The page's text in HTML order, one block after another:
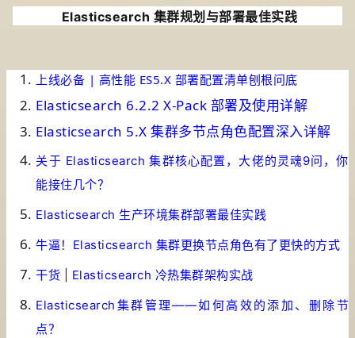
Elasticsearch 集群规划与部署最佳实践
上线必备 | 高性能 ES5.X 部署配置清单刨根问底
Elasticsearch 6.2.2 X-Pack 部署及使用详解
Elasticsearch 5.X 集群多节点角色配置深入详解
关于 Elasticsearch 集群核心配置，大佬的灵魂9问，你
能接住几个？
Elasticsearch 生产环境集群部署最佳实践
牛逼！Elasticsearch 集群更换节点角色有了更快的方式
干货 | Elasticsearch 冷热集群架构实战
Elasticsearch集群管理——如何高效的添加、删除节
点？